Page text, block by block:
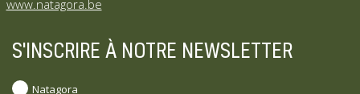
www.natagora.be
S'INSCRIRE À NOTRE NEWSLETTER
Natagora